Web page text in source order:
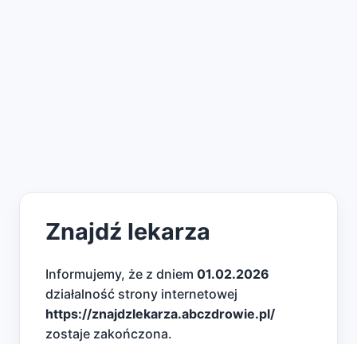
Znajdź lekarza
Informujemy, że z dniem 01.02.2026
działalność strony internetowej
https://znajdzlekarza.abczdrowie.pl/
zostaje zakończona.